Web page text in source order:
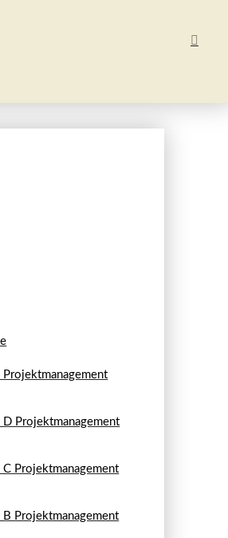
Projektmanagement
D Projektmanagement
C Projektmanagement
B Projektmanagement